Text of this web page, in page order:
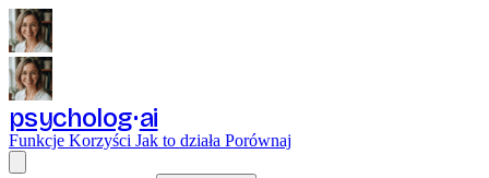
psycholog ai
Funkcje Korzyści Jak to działa Porównaj